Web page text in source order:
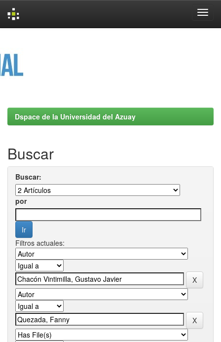
Dspace de la Universidad del Azuay
Buscar
Buscar:
por
Filtros actuales: